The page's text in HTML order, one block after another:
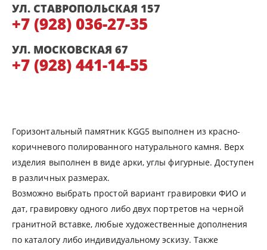
УЛ. СТАВРОПОЛЬСКАЯ 157
+7 (928) 036-27-35
УЛ. МОСКОВСКАЯ 67
+7 (928) 441-14-55
Горизонтальный памятник KGG5 выполнен из красно-
коричневого полированного натурального камня. Верх
изделия выполнен в виде арки, углы фигурные. Доступен
в различных размерах.
Возможно выбрать простой вариант гравировки ФИО и
дат, гравировку одного либо двух портретов на черной
гранитной вставке, любые художественные дополнения
по каталогу либо индивидуальному эскизу. Также